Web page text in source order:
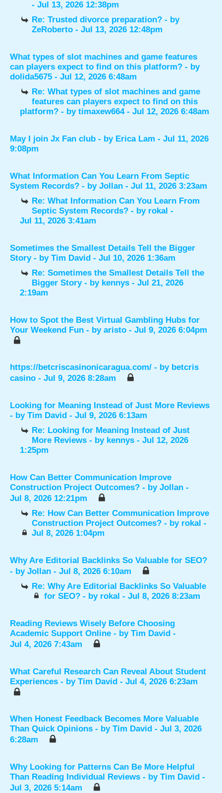
- Jul 13, 2026 12:38pm
Re: Trusted divorce preparation? - by
ZeRoberto - Jul 13, 2026 12:48pm
What types of slot machines and game features
can players expect to find on this platform? - by
dolida5675 - Jul 12, 2026 6:48am
Re: What types of slot machines and game
features can players expect to find on this
platform? - by timaxew664- Jul 12, 2026 6:48am
May I join Jx Fan club - by Erica Lam - Jul 11, 2026
9:08pm
What Information Can You Learn From Septic
System Records? - by Jollan - Jul 11, 2026 3:23am
Re: What Information Can You Learn From
Septic System Records? - by rokal -
Jul 11, 2026 3:41am
Sometimes the Smallest Details Tell the Bigger
Story - by Tim David - Jul 10, 2026 1:36am
Re: Sometimes the Smallest Details Tell the
Bigger Story - by kennys - Jul 21, 2026
2:19am
How to Spot the Best Virtual Gambling Hubs for
Your Weekend Fun - by aristo - Jul 9, 2026 6:04pm
https://betcriscasinonicaragua.com/ - by betcris
casino - Jul 9, 2026 8:28am
Looking for Meaning Instead of Just More Reviews
- by Tim David - Jul 9, 2026 6:13am
Re: Looking for Meaning Instead of Just
More Reviews - by kennys - Jul 12, 2026
1:25pm
How Can Better Communication Improve
Construction Project Outcomes? - by Jollan -
Jul 8, 2026 12:21pm
Re: How Can Better Communication Improve
Construction Project Outcomes? - by rokal -
Jul 8, 2026 1:04pm
Why Are Editorial Backlinks So Valuable for SEO?
- by Jollan - Jul 8, 2026 6:10am
Re: Why Are Editorial Backlinks So Valuable
for SEO? - by rokal - Jul 8, 2026 8:23am
Reading Reviews Wisely Before Choosing
Academic Support Online - by Tim David -
Jul 4, 2026 7:43am
What Careful Research Can Reveal About Student
Experiences - by Tim David - Jul 4, 2026 6:23am
When Honest Feedback Becomes More Valuable
Than Quick Opinions - by Tim David - Jul 3, 2026
6:28am
Why Looking for Patterns Can Be More Helpful
Than Reading Individual Reviews - by Tim David -
Jul 3, 2026 5:14am